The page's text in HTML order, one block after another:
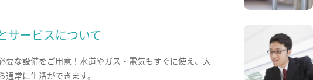
サービスについて
要な設備をご用意！水道やガス・電気もすぐに使え、入
通常に生活ができます。